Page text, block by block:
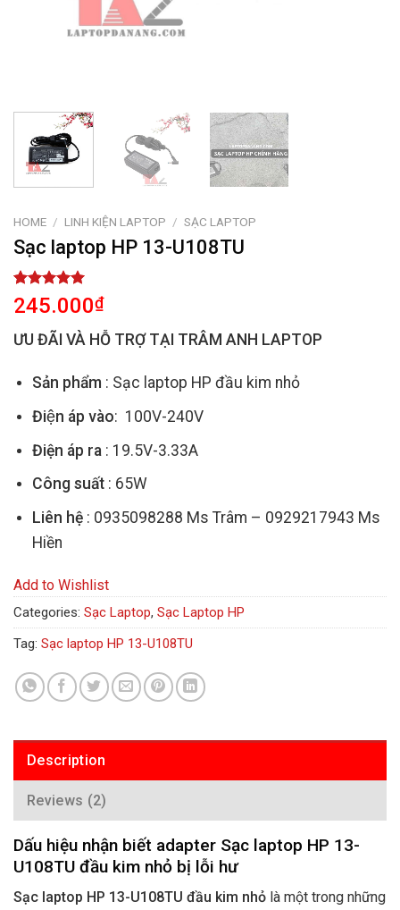
HOME / LINH KIỆN LAPTOP / SẠC LAPTOP
Sạc laptop HP 13-U108TU
Rated 5.00
out of 5
based on
2
customer
245.000₫
ƯU ĐÃI VÀ HỖ TRỢ TẠI TRÂM ANH LAPTOP
Sản phẩm : Sạc laptop HP đầu kim nhỏ
Điện áp vào: 100V-240V
Điện áp ra: 19.5V-3.33A
Công suất: 65W
Liên hệ: 0935098288 Ms Trâm – 0929217943 Ms
Hiền
Add to Wishlist
Categories: Sạc Laptop, Sạc Laptop HP
Tag: Sạc laptop HP 13-U108TU
Description
Reviews (2)
Dấu hiệu nhận biết adapter Sạc laptop HP 13-
U108TU đầu kim nhỏ bị lỗi hư
Sạc laptop HP 13-U108TU đầu kim nhỏ là một trong những